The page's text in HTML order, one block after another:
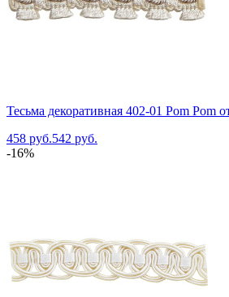
Тесьма декоративная 402-01 Pom Pom
458 руб.542 руб.
-16%